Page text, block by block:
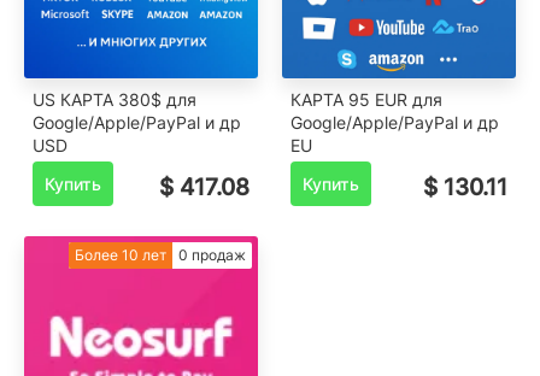
US КАРТА 380$ для
Google/Apple/PayPal и др
USD
Купить
$ 417.08
КАРТА 95 EUR для
Google/Apple/PayPal и др
EU
Купить
$ 130.11
Более 10 лет 0 продаж